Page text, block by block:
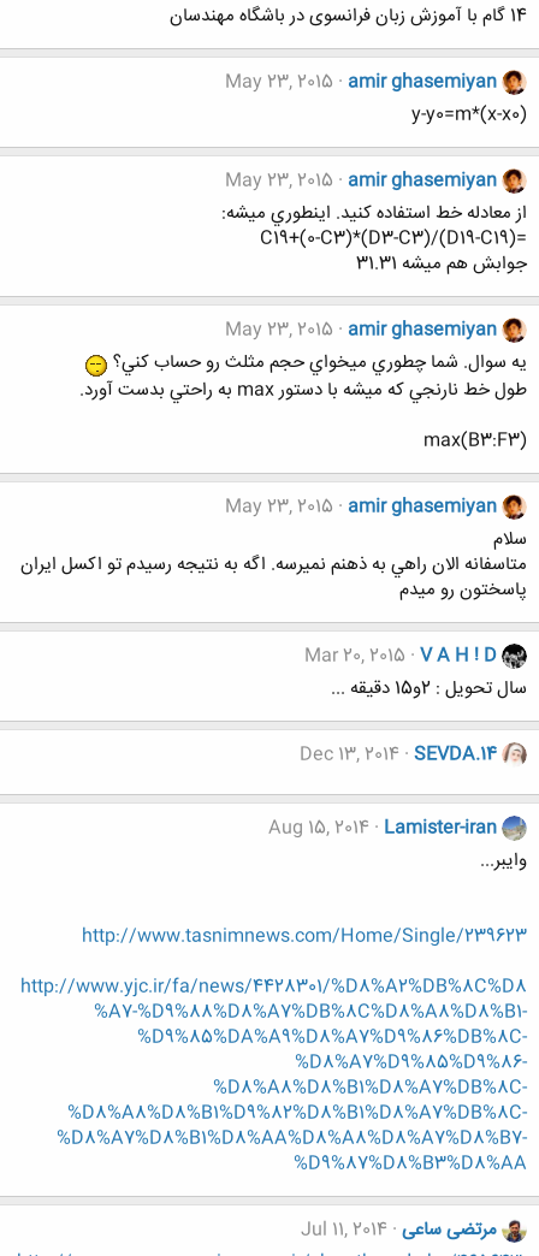
14 گام با آموزش زبان فرانسوی در باشگاه مهندسان
amir ghasemiyan
May 23, 2015
y-y0=m*(x-x0)
amir ghasemiyan
May 23, 2015
از معادله خط استفاده كنيد. اينطوري ميشه:
=(D19-C19)/(D3-C3)*(0-C3)+C19
جوابش هم ميشه 31.31
amir ghasemiyan
May 23, 2015
يه سوال. شما چطوري ميخواي حجم مثلث رو حساب كني؟
طول خط نارنجي كه ميشه با دستور max به راحتي بدست آورد.
max(B3:F3)
amir ghasemiyan
May 23, 2015
سلام
متاسفانه الان راهي به ذهنم نميرسه. اگه به نتيجه رسيدم تو اكسل ايران
پاسختون رو ميدم
V A H ! D
Mar 20, 2015
سال تحویل : 2و15 دقیقه ...
SEVDA.14
Dec 13, 2014
Lamister-iran
Aug 15, 2014
وایبر...
http://www.tasnimnews.com/Home/Single/239623
http://www.yjc.ir/fa/news/4428301/%D8%A2%DB%8C%D8
%A7-%D9%88%D8%A7%DB%8C%D8%A8%D8%B1-
%D9%85%DA%A9%D8%A7%D9%86%DB%8C-
%D8%A7%D9%85%D9%86-
%D8%A8%D8%B1%D8%A7%DB%8C-
%D8%A8%D8%B1%D9%82%D8%B1%D8%A7%DB%8C-
%D8%A7%D8%B1%D8%AA%D8%A8%D8%A7%D8%B7-
%D9%87%D8%B3%D8%AA
مرتضی ساعی Jul 11, 2014